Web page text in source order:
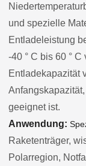
und spezielle
Entladeleistung
-40 ° C bis 60 °
Entladekapazität
Anfangskapazität,
geeignet ist.
Anwendung:
Raketenträger,
Polarregion,